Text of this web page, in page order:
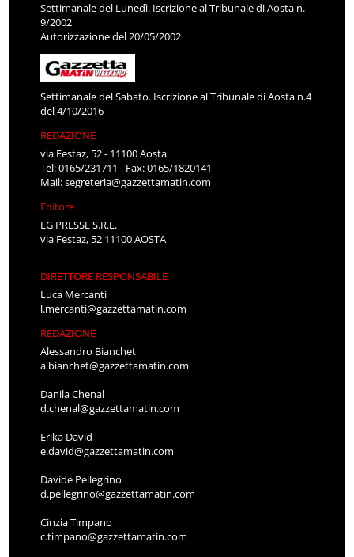
Settimanale del Lunedì. Iscrizione al Tribunale di Aosta n.
9/2002
Autorizzazione del 20/05/2002
Settimanale del Sabato. Iscrizione al Tribunale di Aosta n.4
del 4/10/2016
REDAZIONE
via Festaz, 52 - 11100 Aosta
Tel: 0165/231711 - Fax: 0165/1820141
Mail:segreteria@gazzettamatin.com
Editore
LG PRESSE S.R.L.
via Festaz, 52 11100 AOSTA
DIRETTORE RESPONSABILE
Luca Mercanti
l.mercanti@gazzettamatin.com
REDAZIONE
Alessandro Bianchet
a.bianchet@gazzettamatin.com
Danila Chenal
d.chenal@gazzettamatin.com
Erika David
e.david@gazzettamatin.com
Davide Pellegrino
d.pellegrino@gazzettamatin.com
Cinzia Timpano
c.timpano@gazzettamatin.com